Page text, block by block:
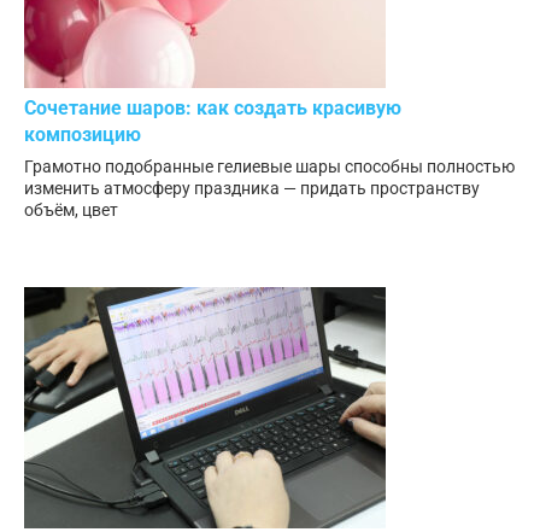
Сочетание шаров: как создать красивую
композицию
Грамотно подобранные гелиевые шары способны полностью
изменить атмосферу праздника — придать пространству
объём, цвет